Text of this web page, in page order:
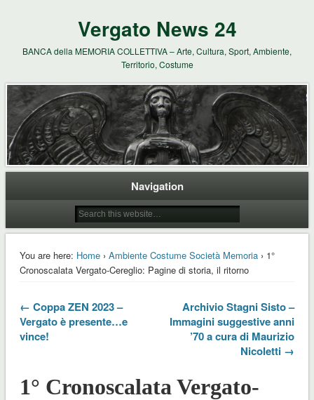
Vergato News 24
BANCA della MEMORIA COLLETTIVA – Arte, Cultura, Sport, Ambiente,
Territorio, Costume
Navigation
You are here: Home› Ambiente Costume Società Memoria› 1°
Cronoscalata Vergato-Cereglio: Pagine di storia, il ritorno
← Coppa ZEN 2023 –
Vergato è presente…e
vince!
Archivio Stagni Sisto –
Immagini suggestive anni
’70 a cura di Maurizio
Nicoletti →
1° Cronoscalata Vergato-